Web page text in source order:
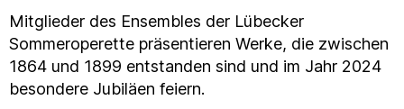
Mitglieder des Ensembles der Lübecker
Sommeroperette präsentieren Werke, die zwischen
1864 und 1899 entstanden sind und im Jahr 2024
besondere Jubiläen feiern.